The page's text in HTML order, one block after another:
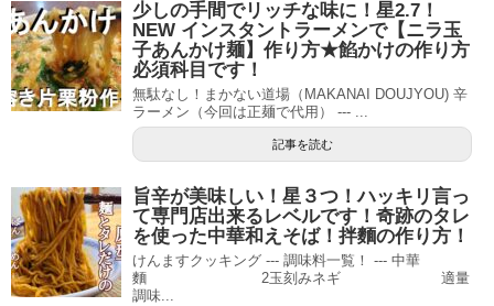
少しの手間でリッチな味に！星2.7！
NEW インスタントラーメンで【ニラ玉
子あんかけ麺】作り方★餡かけの作り方
必須科目です！
無駄なし！まかない道場（MAKANAI DOUJYOU) 辛
ラーメン（今回は正麺で代用） --- ...
記事を読む
旨辛が美味しい！星３つ！ハッキリ言っ
て専門店出来るレベルです！奇跡のタレ
を使った中華和えそば！拌麵の作り方！
けんますクッキング --- 調味料一覧！ --- 中華
麵 2玉刻みネギ 適量
調味...